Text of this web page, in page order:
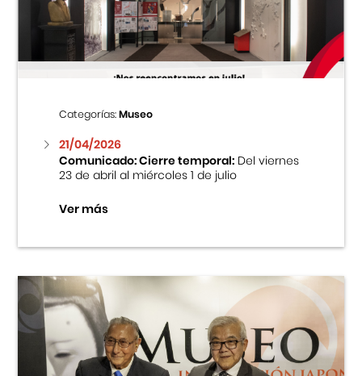
Centro Cultural Peruano Japonés
Museo de la Inmigración Japonesa
Fondo Editorial
Teatro Peruano Japonés
Categorías:Museo
21/04/2026
Comunicado: Cierre temporal:Del viernes
23 de abril al miércoles 1 de julio
Ver más